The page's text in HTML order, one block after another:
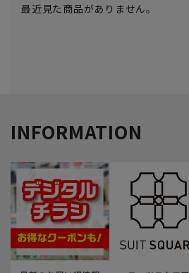
最近見た商品がありません。
INFORMATION